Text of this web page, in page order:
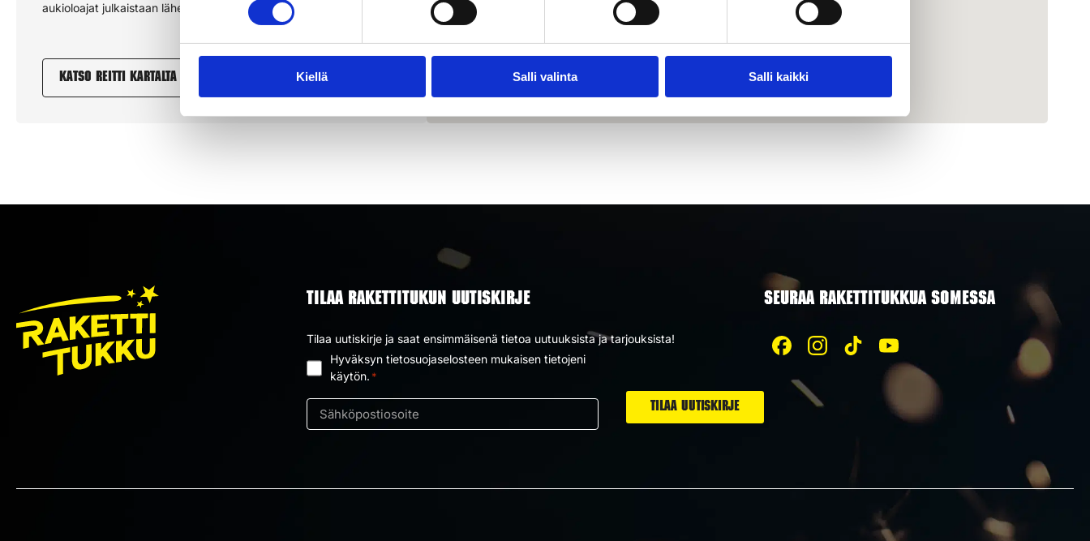
Kiellä Salli valinta Salli kaikki
aukioloajat julkaistaan lähempänä sesonkia
Katso reitti kartalta
TILAA RAKETTITUKUN UUTISKIRJE
Tilaa uutiskirje ja saat ensimmäisenä tietoa uutuuksista ja tarjouksista!
Suostumus
*
Hyväksyn tietosuojaselosteen mukaisen tietojeni
käytön. *
Sähköposti
SEURAA RAKETTITUKKUA SOMESSA